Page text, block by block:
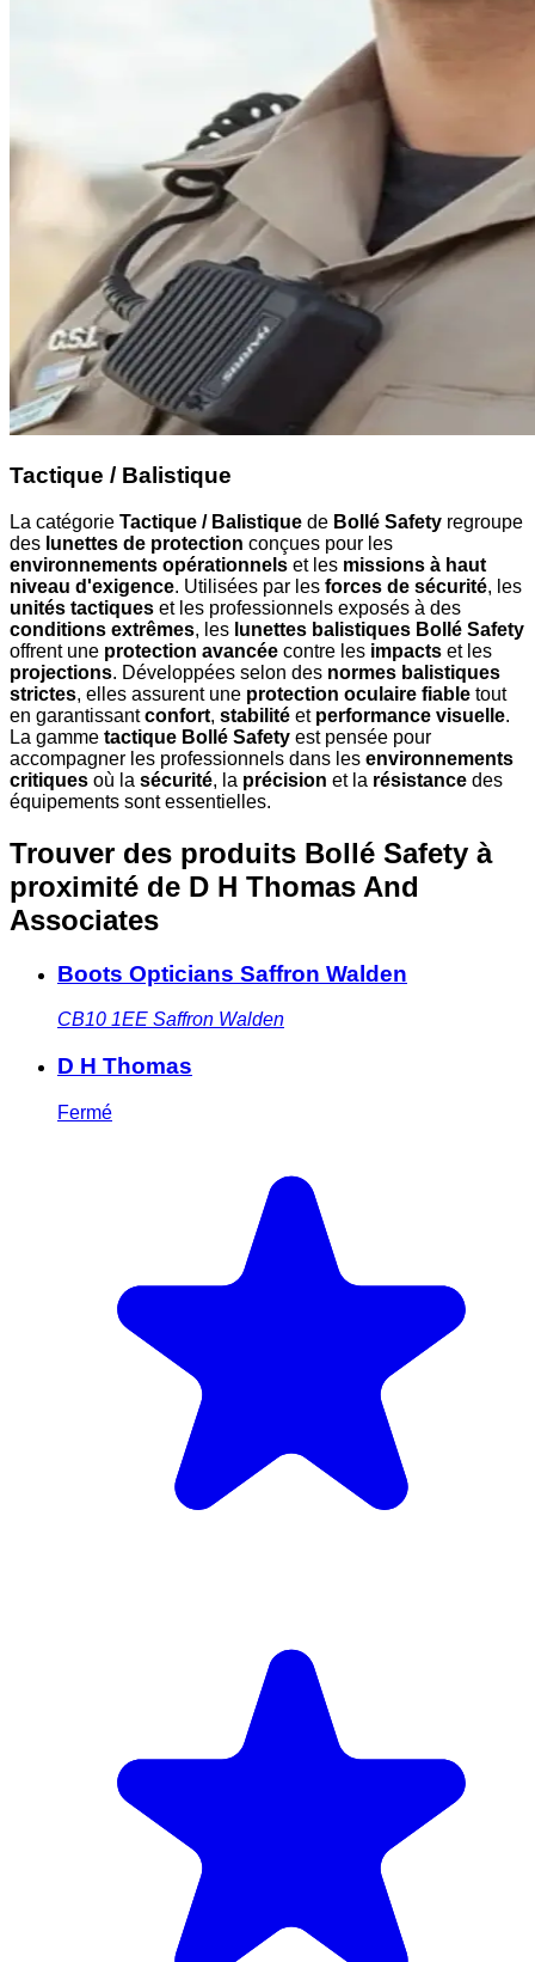
Tactique / Balistique
La catégorie Tactique / Balistique de Bollé Safety regroupe
des lunettes de protection conçues pour les
environnements opérationnels et les missions à haut
niveau d'exigence. Utilisées par les forces de sécurité, les
unités tactiques et les professionnels exposés à des
conditions extrêmes, les lunettes balistiques Bollé Safety
offrent une protection avancée contre les impacts et les
projections. Développées selon des normes balistiques
strictes, elles assurent une protection oculaire fiable tout
en garantissantconfort, stabilité et performance visuelle.
La gamme tactique Bollé Safety est pensée pour
accompagner les professionnels dans les environnements
critiques où la sécurité, la précision et la résistance des
équipements sont essentielles.
Trouver des produits Bollé Safety à
proximité de D H Thomas And
Associates
Boots Opticians Saffron Walden
CB10 1EE Saffron Walden
D H Thomas
Fermé